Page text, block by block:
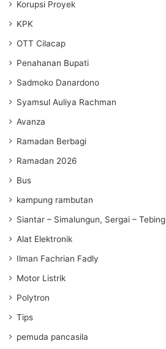
Korupsi Proyek
KPK
OTT Cilacap
Penahanan Bupati
Sadmoko Danardono
Syamsul Auliya Rachman
Avanza
Ramadan Berbagi
Ramadan 2026
Bus
kampung rambutan
Siantar – Simalungun, Sergai – Tebing
Alat Elektronik
Ilman Fachrian Fadly
Motor Listrik
Polytron
Tips
pemuda pancasila